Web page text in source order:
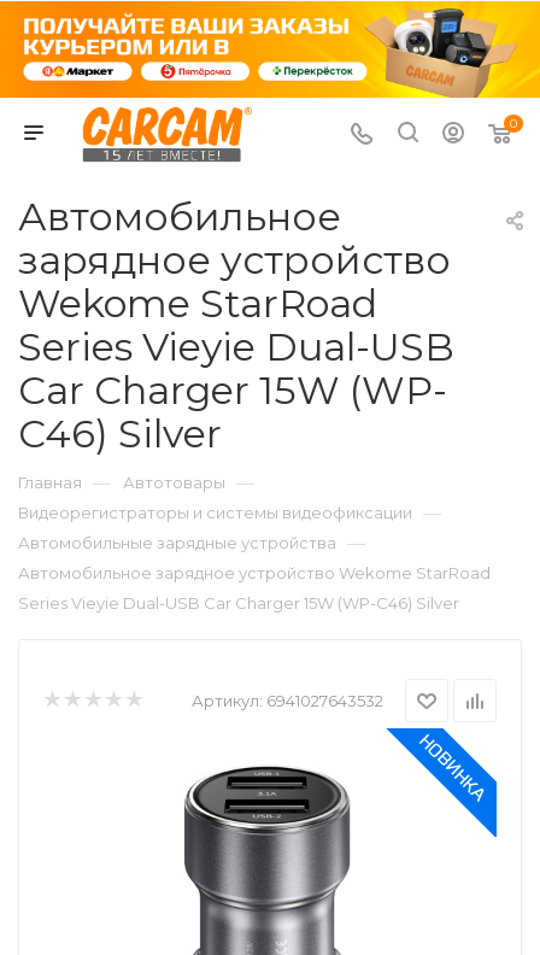
0
Автомобильное
зарядное устройство
Wekome StarRoad
Series Vieyie Dual-USB
Car Charger 15W (WP-
C46) Silver
Главная — Автотовары —
Видеорегистраторы и системы видеофиксации —
Автомобильные зарядные устройства —
Автомобильное зарядное устройство Wekome StarRoad
Series Vieyie Dual-USB Car Charger 15W (WP-C46) Silver
Артикул: 6941027643532